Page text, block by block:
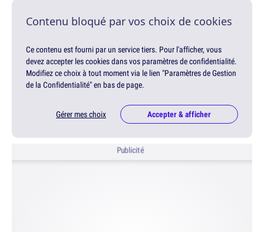
Contenu bloqué par vos choix de cookies
Ce contenu est fourni par un service tiers. Pour l'afficher, vous
devez accepter les cookies dans vos paramètres de confidentialité.
Modifiez ce choix à tout moment via le lien "Paramètres de Gestion
de la Confidentialité" en bas de page.
Gérer mes choix Accepter & afficher
Publicité